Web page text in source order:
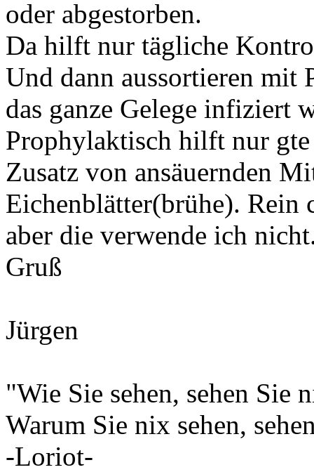
oder abgestorben.
Da hilft nur tägliche
Und dann aussortieren mit
das ganze Gelege infiziert
Prophylaktisch hilft nur
Zusatz von ansäuernden
Eichenblätter(brühe). Rein
aber die verwende ich
Gruß
Jürgen
"Wie Sie sehen, sehen Sie
Warum Sie nix sehen,
-Loriot-